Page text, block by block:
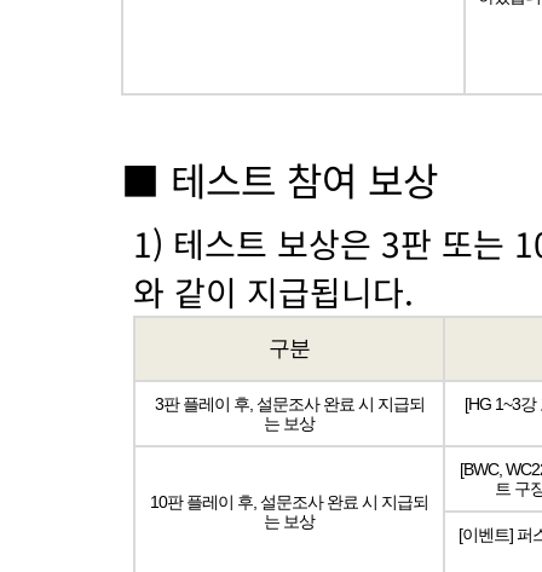
■ 테스트 참여 보상
1) 테스트 보상은 3판 또는
와 같이 지급됩니다.
구분
3판 플레이 후, 설문조사 완료 시 지급되
는 보상
[HG 1~3강
10판 플레이 후, 설문조사 완료 시 지급되
는 보상
[BWC,
트 구
[이벤트] 퍼